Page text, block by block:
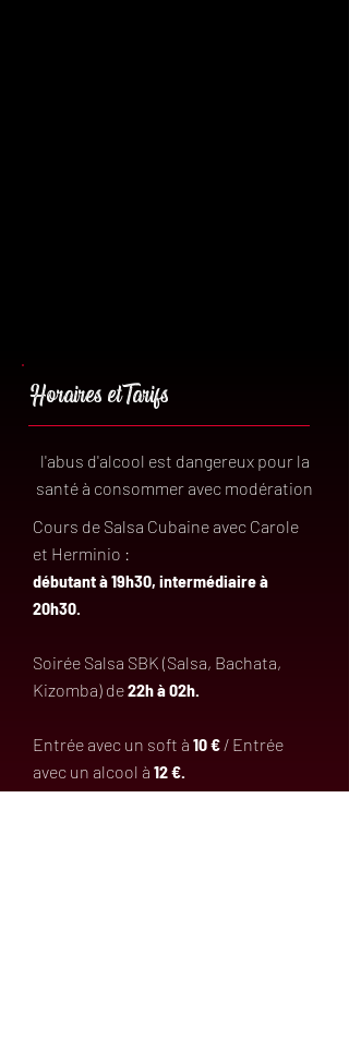
Horaires et Tarifs
l'abus d'alcool est dangereux pour la
santé à consommer avec modération
Cours de Salsa Cubaine avec Carole
et Herminio :
débutant à 19h30, intermédiaire à
20h30.
Soirée Salsa SBK (Salsa, Bachata,
Kizomba) de22h à 02h.
Entrée avec un soft à 10 € / Entrée
avec un alcool à 12 €.